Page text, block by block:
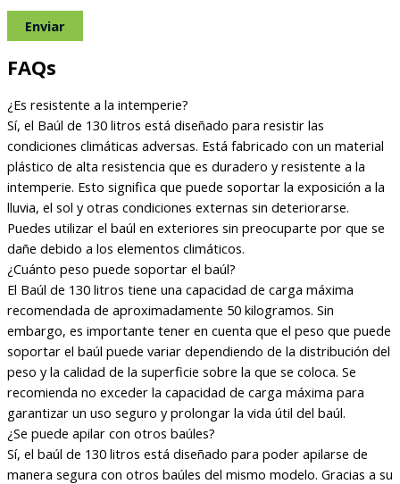
FAQs
¿Es resistente a la intemperie?
Sí, el Baúl de 130 litros está diseñado para resistir las
condiciones climáticas adversas. Está fabricado con un material
plástico de alta resistencia que es duradero y resistente a la
intemperie. Esto significa que puede soportar la exposición a la
lluvia, el sol y otras condiciones externas sin deteriorarse.
Puedes utilizar el baúl en exteriores sin preocuparte por que se
dañe debido a los elementos climáticos.
¿Cuánto peso puede soportar el baúl?
El Baúl de 130 litros tiene una capacidad de carga máxima
recomendada de aproximadamente 50 kilogramos. Sin
embargo, es importante tener en cuenta que el peso que puede
soportar el baúl puede variar dependiendo de la distribución del
peso y la calidad de la superficie sobre la que se coloca. Se
recomienda no exceder la capacidad de carga máxima para
garantizar un uso seguro y prolongar la vida útil del baúl.
¿Se puede apilar con otros baúles?
Sí, el baúl de 130 litros está diseñado para poder apilarse de
manera segura con otros baúles del mismo modelo. Gracias a su